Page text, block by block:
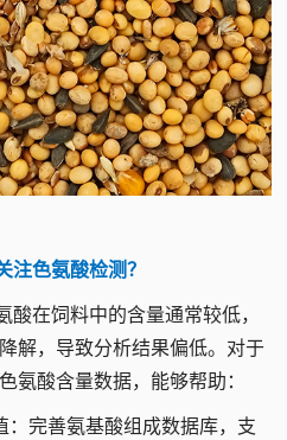
注色氨酸检测？
在饲料中的含量通常较低，
解，导致分析结果偏低。对于
氨酸含量数据，能够帮助：
：完善氨基酸组成数据库，支